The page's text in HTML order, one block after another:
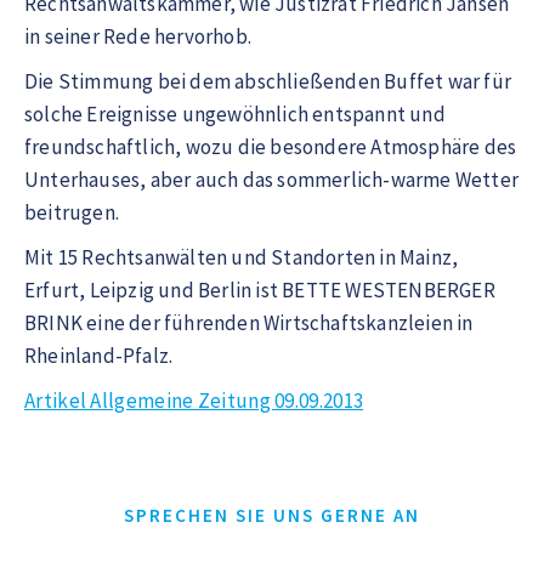
in seiner Rede hervorhob.
Die Stimmung bei dem abschließenden Buffet war für
solche Ereignisse ungewöhnlich entspannt und
freundschaftlich, wozu die besondere Atmosphäre des
Unterhauses, aber auch das sommerlich-warme Wetter
beitrugen.
Mit 15 Rechtsanwälten und Standorten in Mainz,
Erfurt, Leipzig und Berlin ist BETTE WESTENBERGER
BRINK eine der führenden Wirtschaftskanzleien in
Rheinland-Pfalz.
Artikel Allgemeine Zeitung 09.09.2013
SPRECHEN SIE UNS GERNE AN